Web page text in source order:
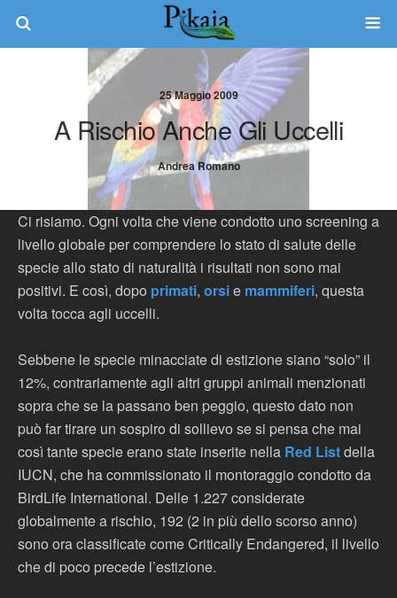
25 Maggio 2009
A Rischio Anche Gli Uccelli
Andrea Romano
Ci risiamo. Ogni volta che viene condotto uno screening a
livello globale per comprendere lo stato di salute delle
specie allo stato di naturalità i risultati non sono mai
positivi. E così, dopo primati, orsie mammiferi, questa
volta tocca agli uccelli.
Sebbene le specie minacciate di estizione siano “solo” il
12%, contrariamente agli altri gruppi animali menzionati
sopra che se la passano ben peggio, questo dato non
può far tirare un sospiro di sollievo se si pensa che mai
così tante specie erano state inserite nella Red Listdella
IUCN, che ha commissionato il montoraggio condotto da
BirdLife International. Delle 1.227 considerate
globalmente a rischio, 192 (2 in più dello scorso anno)
sono ora classificate come Critically Endangered, il livello
che di poco precede l’estizione.